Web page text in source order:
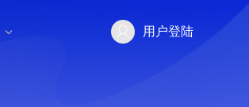
 用户登陆